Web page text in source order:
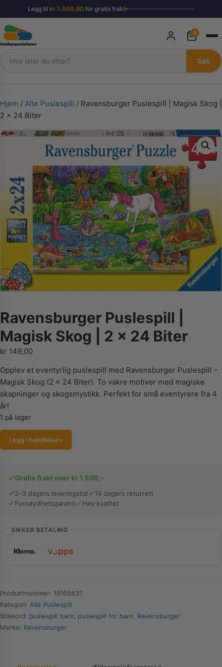
Legg til kr1.500,00for gratis frakt
Søk
Søk
0
Hjem / Alle Puslespill / Ravensburger Puslespill | Magisk Skog |
2 x 24 Biter
Ravensburger Puslespill |
Magisk Skog | 2 x 24 Biter
kr 149,00
Opplev et eventyrlig puslespill med Ravensburger Puslespill –
Magisk Skog (2 x 24 Biter). To vakre motiver med magiske
skapninger og skogsmystikk. Perfekt for små eventyrere fra 4
år!
1 på lager
Ravensburger
Puslespill
Skog
antall
Legg i handlekurv
Gratis frakt over kr 1 500,–
2–3 dagers leveringstid
14 dagers returrett
Fornøydhetsgaranti
Høy kvalitet
SIKKER BETALING
Produktnummer: 10105637
Kategori: Alle Puslespill
Stikkord: puslespill barn puslespill for barn
Ravensburger
Merke: Ravensburger